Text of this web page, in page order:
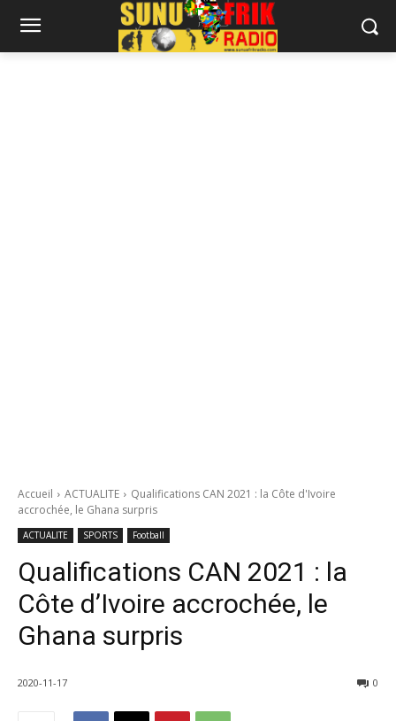
Accueil ACTUALITE
Qualifications CAN 2021 : la Côte d'Ivoire
accrochée, le Ghana surpris
ACTUALITE SPORTS Football
Qualifications CAN 2021 : la
Côte d’Ivoire accrochée, le
Ghana surpris
2020-11-17 0